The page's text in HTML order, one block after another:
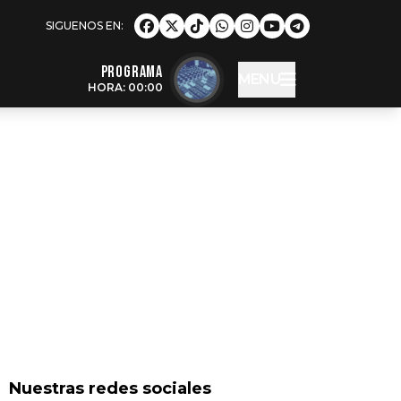
Programa
HORA: 00:00
Nuestras redes sociales